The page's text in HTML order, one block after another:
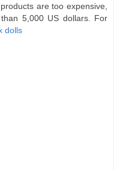
are too expensive,
5,000 US dollars. For
dolls